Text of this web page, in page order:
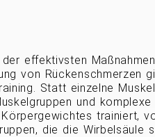
effektivsten
von Rückenschmerzen
Statt einzelne
und
trainiert,
die die Wirbelsäule